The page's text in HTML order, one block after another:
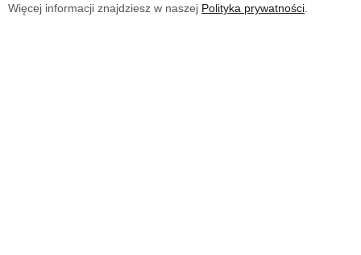
Więcej informacji znajdziesz w naszej Polityka prywatności